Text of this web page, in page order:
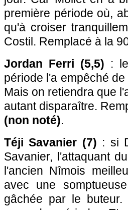
première période où,
qu'à croiser
Costil. Remplacé à la
Jordan Ferri (5,5) :
période l'a empêché
Mais on retiendra que
autant disparaître.
(non noté).
Téji Savanier (7) : si
Savanier, l'attaquant
l'ancien Nîmois
avec une
gâchée par le